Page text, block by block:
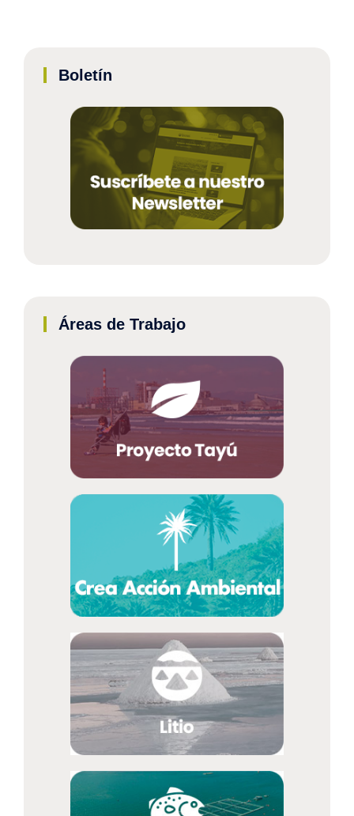
Boletín
Áreas de Trabajo